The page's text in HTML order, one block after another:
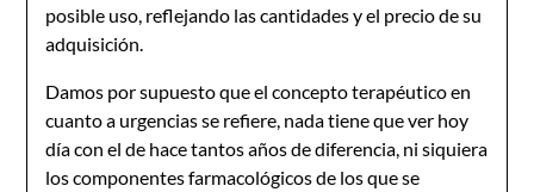
posible uso, reflejando las cantidades y el precio de su
adquisición.
Damos por supuesto que el concepto terapéutico en
cuanto a urgencias se refiere, nada tiene que ver hoy
día con el de hace tantos años de diferencia, ni siquiera
los componentes farmacológicos de los que se